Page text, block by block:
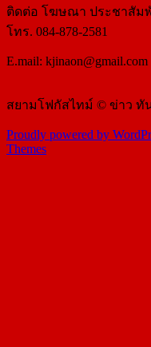
ติดต่อ​ โฆษณา​ ประชาสัม
โทร​. 084-878-2581
E.mail: kjinaon@gmail.com
สยามโฟกัสไทม์ © ข่าว ทั
Proudly powered by
Themes